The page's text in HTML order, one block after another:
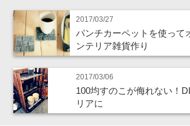
2017/03/27
パンチカーペットを使って
ンテリア雑貨作り
2017/03/06
100均すのこが侮れない！
リアに